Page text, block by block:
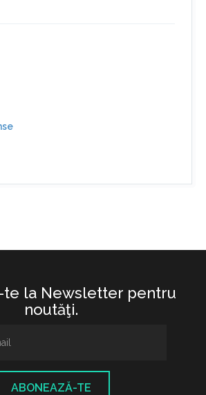
te la Newsletter pentru
noutăţi.
ABONEAZĂ-TE